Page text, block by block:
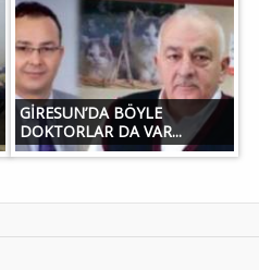
GİRESUN’DA BÖYLE
DOKTORLAR DA VAR...